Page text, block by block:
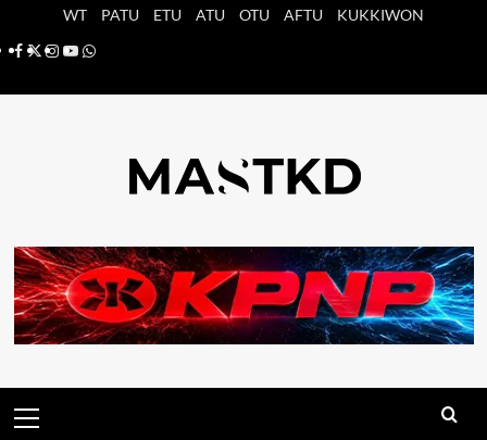
WT PATU ETU ATU OTU AFTU
KUKKIWON
Facebook
X Instagram
YouTube
Whatsapp
principal